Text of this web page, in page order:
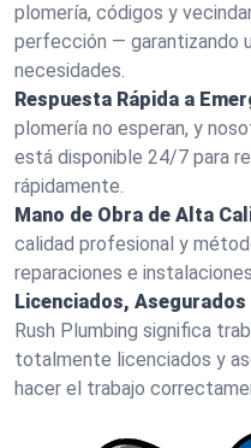
plomería, códigos y
perfección — garantizando
necesidades.
Respuesta Rápida a
plomería no esperan, y
está disponible 24/7 para
rápidamente.
Mano de Obra de Alta
calidad profesional y
reparaciones e
Licenciados,
Rush Plumbing significa
totalmente licenciados y
hacer el trabajo